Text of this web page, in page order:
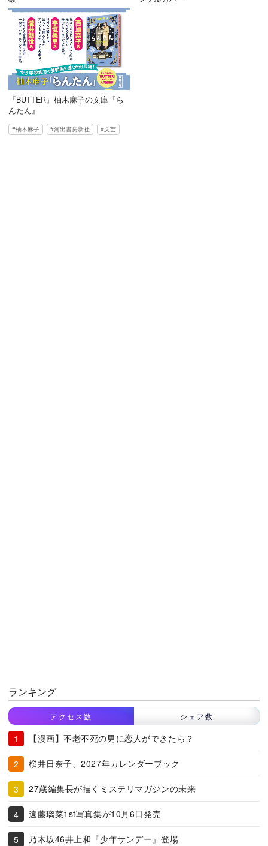
『BUTTER』柚木麻子の文庫『ら
んたん』
柚木麻子 河出書房新社 文芸
ランキング
アクセス数 シェア数
【漫画】不老不死の男に恋人ができたら？
桜井日奈子、2027年カレンダーブック
27歳編集長が描くミステリマガジンの未来
遠藤璃菜1st写真集が10月6日発売
乃木坂46井上和『少年サンデー』登場